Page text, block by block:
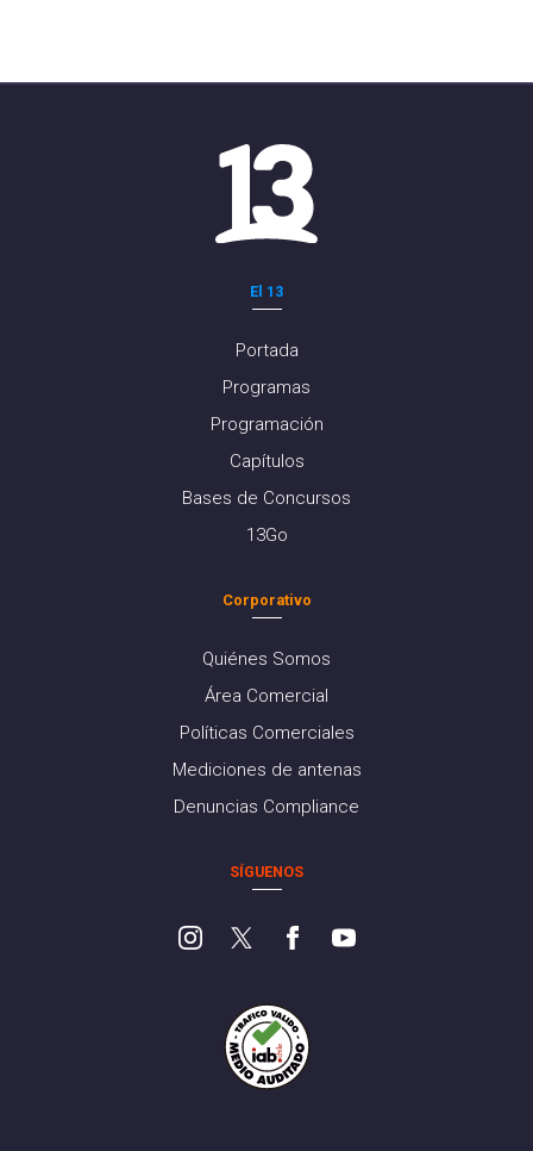
El 13
Portada
Programas
Programación
Capítulos
Bases de Concursos
13Go
Corporativo
Quiénes Somos
Área Comercial
Políticas Comerciales
Mediciones de antenas
Denuncias Compliance
SÍGUENOS